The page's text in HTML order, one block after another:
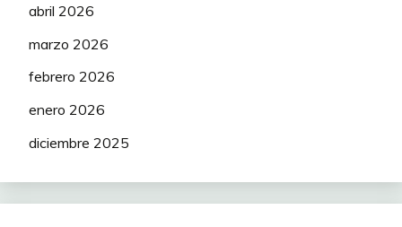
abril 2026
marzo 2026
febrero 2026
enero 2026
diciembre 2025